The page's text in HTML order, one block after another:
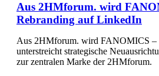
Aus 2HMforum. wird
Rebranding auf LinkedIn
Aus 2HMforum. wird FANOMICS –
unterstreicht strategische
zur zentralen Marke der 2HMforum.